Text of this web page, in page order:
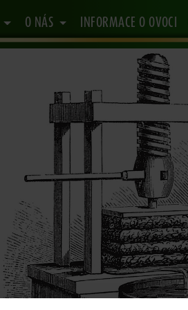
O NÁS INFORMACE O OVOCI